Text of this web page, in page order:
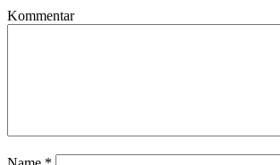
Kommentar